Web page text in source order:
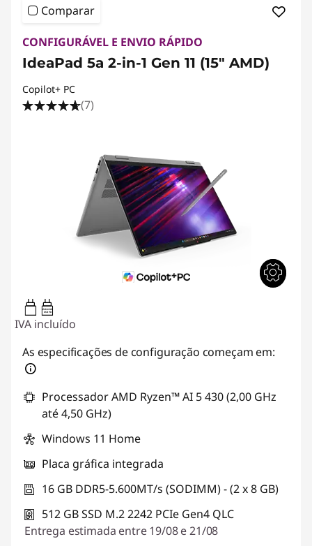
Comparar
CONFIGURÁVEL E ENVIO RÁPIDO
IdeaPad 5a 2-in-1 Gen 11 (15" AMD)
Copilot+ PC
(7)
45W-65W
USB PD
IVA incluído
As especificações de configuração começam em:
Processador AMD Ryzen™ AI 5 430 (2,00 GHz
até 4,50 GHz)
Windows 11 Home
Placa gráfica integrada
16 GB DDR5-5.600MT/s (SODIMM) - (2 x 8 GB)
512 GB SSD M.2 2242 PCIe Gen4 QLC
Entrega estimada entre 19/08 e 21/08